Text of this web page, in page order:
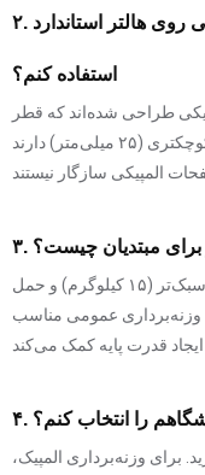
۲. آیا می‌توانم از صفحات وزنه المپیکی روی هالتر استاندارد
استفاده کنم؟
طراحی شده‌اند که قطر
غلاف بزرگتری دارند. هالترهای استاندارد غلاف کوچکتری (۲۵ میلی‌متر) دارند
برای مبتدیان چیست؟
برای مبتدیان، هالتر استاندارد اغلب به دلیل وزن سبک‌تر (۱۵ کیلوگرم) و حمل
وزنه‌برداری عمومی مناسب
را انتخاب کنم؟
برای وزنه‌برداری المپیک،